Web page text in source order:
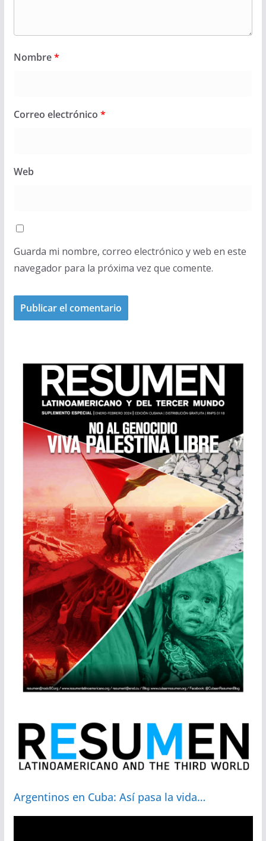
Nombre*
Correo electrónico *
Web
Guarda mi nombre, correo electrónico y web en este
navegador para la próxima vez que comente.
Argentinos en Cuba: Así pasa la vida…